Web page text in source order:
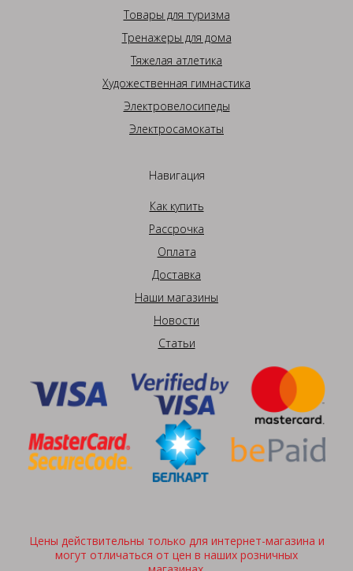
Товары для туризма
Тренажеры для дома
Тяжелая атлетика
Художественная гимнастика
Электровелосипеды
Электросамокаты
Навигация
Как купить
Рассрочка
Оплата
Доставка
Наши магазины
Новости
Статьи
Цены действительны только для интернет-магазина и
могут отличаться от цен в наших розничных